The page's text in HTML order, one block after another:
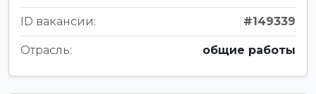
ID вакансии: #149339
Отрасль: общие работы